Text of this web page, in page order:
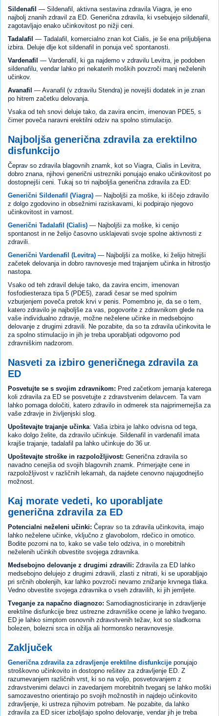
Sildenafil — Sildenafil, aktivna sestavina zdravila Viagra, je eno
najbolj znanih zdravil za ED. Generična zdravila, ki vsebujejo sildenafil,
zagotavljajo enako učinkovitost po nižji ceni.
Tadalafil — Tadalafil, komercialno znan kot Cialis, je še ena priljubljena
izbira. Deluje dlje kot sildenafil in ponuja več spontanosti.
Vardenafil — Vardenafil, ki ga najdemo v zdravilu Levitra, je podoben
sildenafilu, vendar lahko pri nekaterih moških povzroči manj neželenih
učinkov.
Avanafil — Avanafil (v zdravilu Stendra) je novejši dodatek in je znan
po hitrem začetku delovanja.
Vsaka od teh snovi deluje tako, da zavira encim, imenovan PDE5, s
čimer poveča naravni erektilni odziv na spolno stimulacijo.
Najboljša generična zdravila za erektilno
disfunkcijo
Čeprav so zdravila blagovnih znamk, kot so Viagra, Cialis in Levitra,
dobro znana, njihovi generični ustrezniki ponujajo enako učinkovitost po
dostopnejši ceni. Tukaj so tri najboljša generična zdravila za ED:
Generični Sildenafil (Viagra) — Najboljši za moške, ki iščejo zdravilo
z dolgo zgodovino in obsežnimi raziskavami, ki podpirajo njegovo
učinkovitost in varnost.
Generični Tadalafil (Cialis) — Najboljši za moške, ki cenijo
spontanost in ne želijo časovno usklajevati svoje spolne aktivnosti z
zdravili.
Generični Vardenafil (Levitra) — Najboljši za moške, ki želijo hitrejši
začetek delovanja in dobro ravnovesje med trajanjem učinka in hitrostjo
nastopa.
Vsako od teh zdravil deluje tako, da zavira encim, imenovan
fosfodiesteraza tipa 5 (PDE5), zaradi česar se med spolnim
vzburjenjem poveča pretok krvi v penis. Pomembno je, da se o tem,
katero zdravilo je najboljše za vas, pogovorite z zdravnikom glede na
vaše individualno zdravje, možne neželene učinke in medsebojno
delovanje z drugimi zdravili. Ne pozabite, da so ta zdravila učinkovita le
za spolno stimulacijo in jih je treba uporabljati odgovorno pod
zdravniškim nadzorom.
Nasveti za izbiro generičnega zdravila za
ED
Posvetujte se s svojim zdravnikom: Pred začetkom jemanja katerega
koli zdravila za ED se posvetujte z zdravstvenim delavcem. Ta vam
lahko pomaga določiti, katero zdravilo in odmerek sta najprimernejša za
vaše zdravje in življenjski slog.
Upoštevajte trajanje učinka: Vaša izbira je lahko odvisna od tega,
kako dolgo želite, da zdravilo učinkuje. Sildenafil in vardenafil imata
krajše trajanje, tadalafil pa lahko učinkuje do 36 ur.
Upoštevajte stroške in razpoložljivost: Generična zdravila so
navadno cenejša od svojih blagovnih znamk. Primerjajte cene in
razpoložljivost v različnih lekarnah, da najdete cenovno najugodnejšo
možnost.
Kaj morate vedeti, ko uporabljate
generična zdravila za ED
Potencialni neželeni učinki: Čeprav so ta zdravila učinkovita, imajo
lahko neželene učinke, vključno z glavobolom, rdečico in omotico.
Bodite pozorni na to, kako se vaše telo odziva, in o morebitnih
neželenih učinkih obvestite svojega zdravnika.
Medsebojno delovanje z drugimi zdravili: Zdravila za ED lahko
medsebojno delujejo z drugimi zdravili, zlasti z nitrati, ki se uporabljajo
pri srčnih obolenjih, kar lahko povzroči nevarno znižanje krvnega tlaka.
Vedno obvestite svojega zdravnika o vseh zdravilih, ki jih jemljete.
Tveganje za napačno diagnozo: Samodiagnosticiranje in zdravljenje
erektilne disfunkcije brez ustrezne zdravniške ocene je lahko tvegano.
ED je lahko simptom osnovnih zdravstvenih težav, kot so sladkorna
bolezen, bolezni srca in ožilja ali hormonsko neravnovesje.
Zaključek
Generična zdravila za zdravljenje erektilne disfunkcije ponujajo
stroškovno učinkovito in dostopno rešitev za zdravljenje ED. Z
razumevanjem različnih vrst, ki so na voljo, posvetovanjem z
zdravstvenimi delavci in zavedanjem morebitnih tveganj se lahko moški
samozavestno orientirajo po svojih možnostih in najdejo učinkovito
zdravljenje, ki ustreza njihovim potrebam. Ne pozabite, da lahko
zdravila za ED sicer izboljšajo spolno delovanje, vendar jih je treba